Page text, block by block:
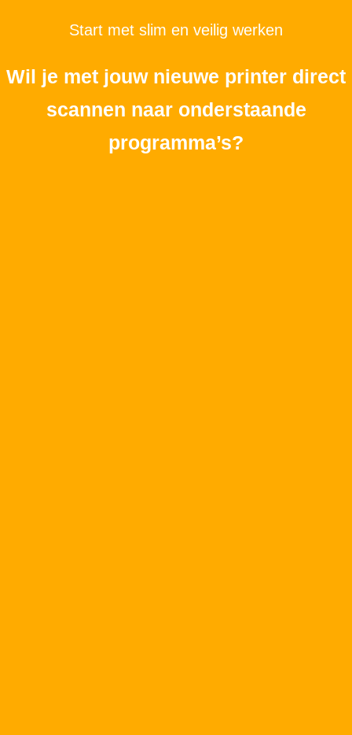
Start met slim en veilig werken
Wil je met jouw nieuwe printer direct
scannen naar onderstaande
programma’s?